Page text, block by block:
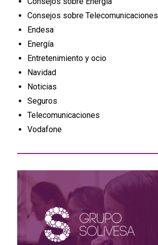
Consejos sobre Telecomunicaciones
Endesa
Energía
Entretenimiento y ocio
Navidad
Noticias
Seguros
Telecomunicaciones
Vodafone